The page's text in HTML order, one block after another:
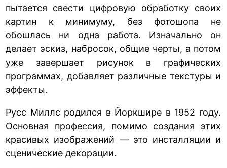
пытается свести цифровую обработку своих
картин к минимуму, без фотошопа не
обошлась ни одна работа. Изначально он
делает эскиз, набросок, общие черты, а потом
уже завершает рисунок в графических
программах, добавляет различные текстуры и
эффекты.
Русс Миллс родился в Йоркшире в 1952 году.
Основная профессия, помимо создания этих
красивых изображений — это инсталляции и
сценические декорации.